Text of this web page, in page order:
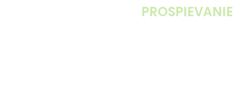
PROSPIEVANIE